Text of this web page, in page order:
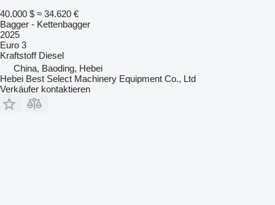
40.000 $ ≈ 34.620 €
Bagger - Kettenbagger
2025
Euro 3
Kraftstoff Diesel
China, Baoding, Hebei
Hebei Best Select Machinery Equipment Co., Ltd
Verkäufer kontaktieren